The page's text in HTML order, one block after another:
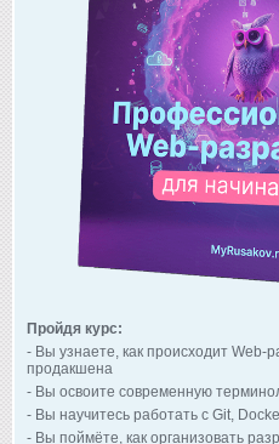
Пройдя курс:
- Вы узнаете, как происходит Web-
продакшена
- Вы освоите современную
- Вы научитесь работать с Git,
- Вы поймёте, как организовать